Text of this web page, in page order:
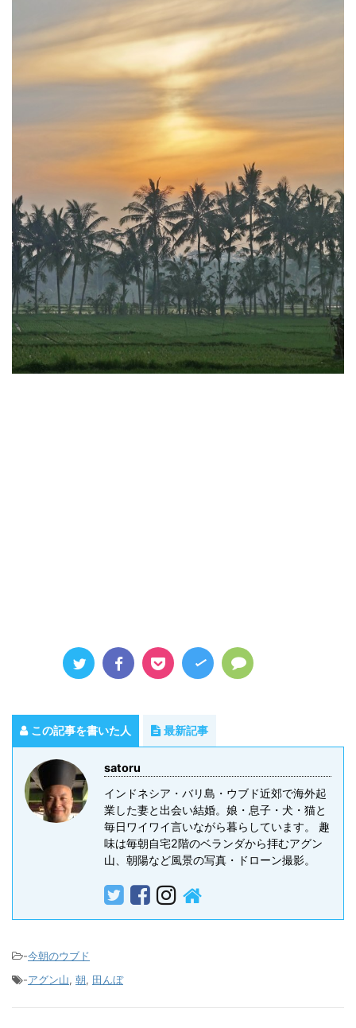
この記事を書いた人 最新記事
satoru
インドネシア・バリ島・ウブド近郊で海外起
業した妻と出会い結婚。娘・息子・犬・猫と
毎日ワイワイ言いながら暮らしています。 趣
味は毎朝自宅2階のベランダから拝むアグン
山、朝陽など風景の写真・ドローン撮影。
-今朝のウブド
-アグン山, 朝, 田んぼ